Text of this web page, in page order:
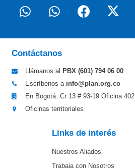
Contáctanos
Llámanos al PBX (601) 794 06 00
Escríbenos a info@plan.org.co
En Bogotá: Cr 13 # 93-19 Oficina 402
Oficinas territoriales
Links de interés
Nuestros Aliados
Trabaja con Nosotros